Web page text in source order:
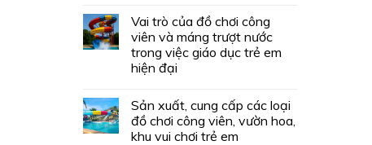
Vai trò của đồ chơi công
viên và máng trượt nước
trong việc giáo dục trẻ em
hiện đại
Sản xuất, cung cấp các loại
đồ chơi công viên, vườn hoa,
khu vui chơi trẻ em